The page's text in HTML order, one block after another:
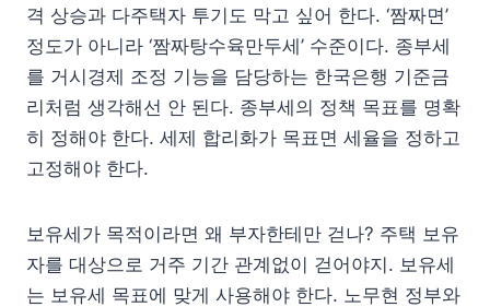
격 상승과 다주택자 투기도 막고 싶어 한다. ‘짬짜면’
정도가 아니라 ‘짬짜탕수육만두세’ 수준이다. 종부세
를 거시경제 조정 기능을 담당하는 한국은행 기준금
리처럼 생각해선 안 된다. 종부세의 정책 목표를 명확
히 정해야 한다. 세제 합리화가 목표면 세율을 정하고
고정해야 한다.
보유세가 목적이라면 왜 부자한테만 걷나? 주택 보유
자를 대상으로 거주 기간 관계없이 걷어야지. 보유세
는 보유세 목표에 맞게 사용해야 한다. 노무현 정부와